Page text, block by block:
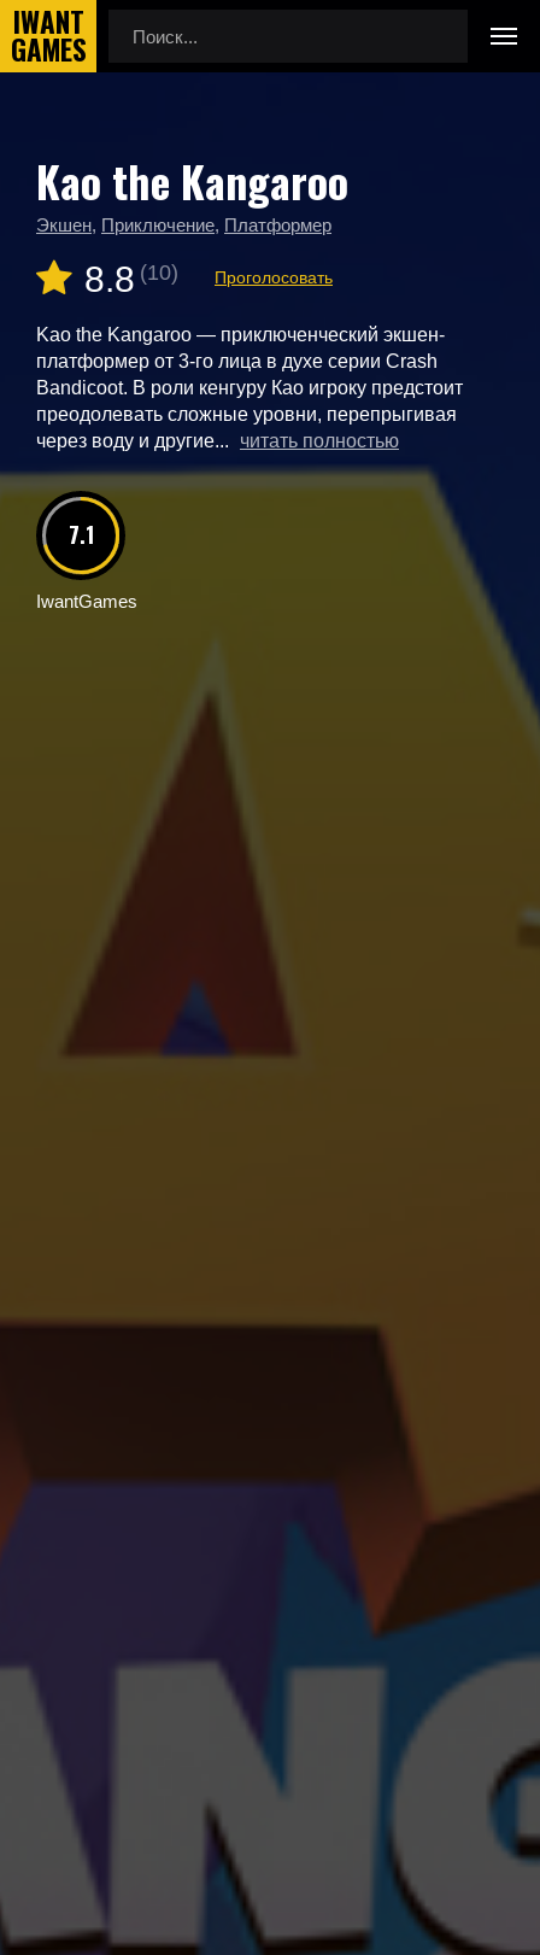
Главная
Новые игры
Kao the Kangaroo
Kao the Kangaroo
Экшен, Приключение, Платформер
8.8 (10) Проголосовать
Kao the Kangaroo — приключенческий экшен-
платформер от 3-го лица в духе серии Crash
Bandicoot. В роли кенгуру Као игроку предстоит
преодолевать сложные уровни, перепрыгивая
через воду и другие...
читать полностью
7.1
IwantGames